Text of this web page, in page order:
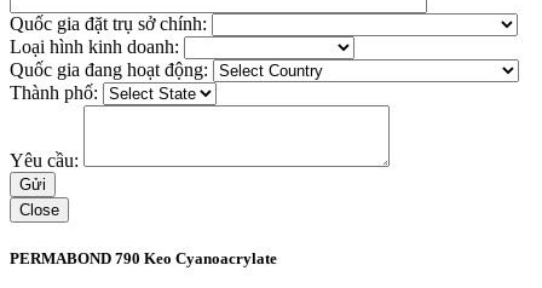
Quốc gia đặt trụ sở chính:
Loại hình kinh doanh:
Quốc gia đang hoạt động:
Thành phố:
Yêu cầu:
Close
PERMABOND 790 Keo Cyanoacrylate